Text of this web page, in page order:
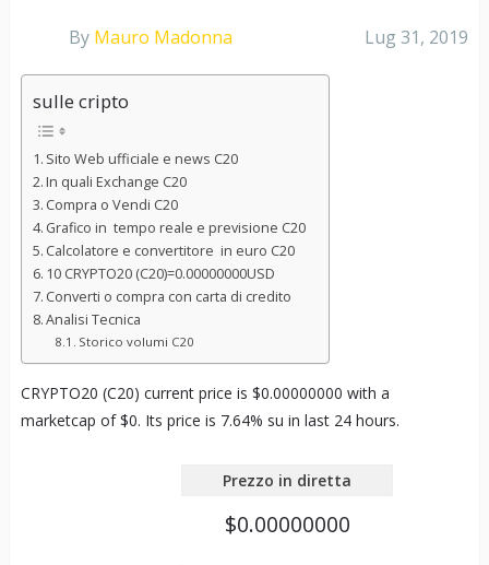
By Mauro Madonna Lug 31, 2019
sulle cripto
Sito Web ufficiale e news C20
In quali Exchange C20
Compra o Vendi C20
Grafico in tempo reale e previsione C20
Calcolatore e convertitore in euro C20
10 CRYPTO20 (C20)=0.00000000USD
Converti o compra con carta di credito
Analisi Tecnica
Storico volumi C20
CRYPTO20 (C20) current price is $0.00000000 with a
marketcap of $0. Its price is 7.64% su in last 24 hours.
Prezzo in diretta
$0.00000000